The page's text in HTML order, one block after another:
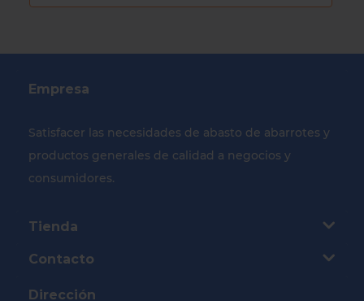
Empresa
Satisfacer las necesidades de abasto de abarrotes y
productos generales de calidad a negocios y
consumidores.
Tienda
Contacto
Dirección